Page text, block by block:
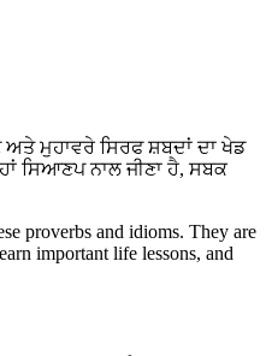
ਮੁਹਾਵਰੇ ਸਿਰਫ ਸ਼ਬਦਾਂ ਦਾ ਖੇਡ
ਸਿਆਣਪ ਨਾਲ ਜੀਣਾ ਹੈ, ਸਬਕ
proverbs and idioms. They are
important life lessons, and